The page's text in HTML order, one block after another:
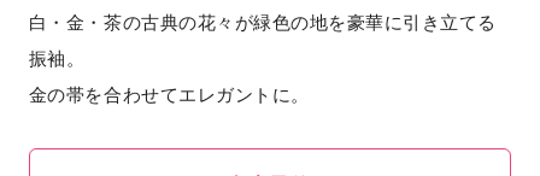
白・金・茶の古典の花々が緑色の地を豪華に引き立てる
振袖。
金の帯を合わせてエレガントに。